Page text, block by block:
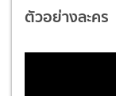
ตัวอย่างละคร